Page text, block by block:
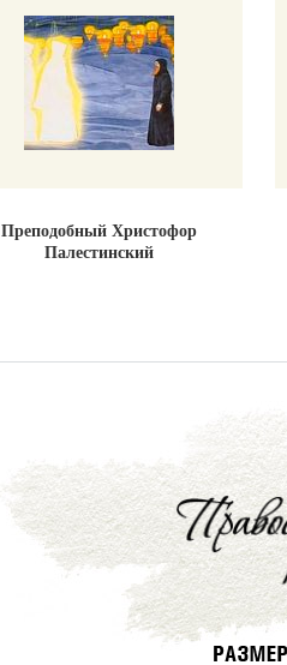
Преподобный Христофор
Палестинский